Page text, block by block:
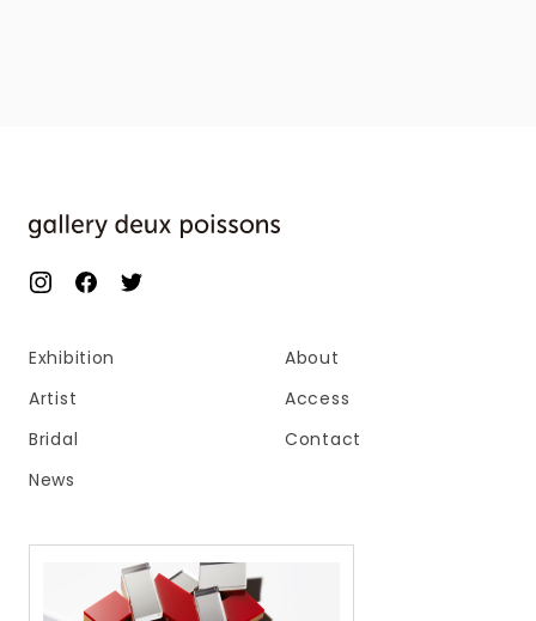
Exhibition
Artist
Bridal
News
About
Access
Contact